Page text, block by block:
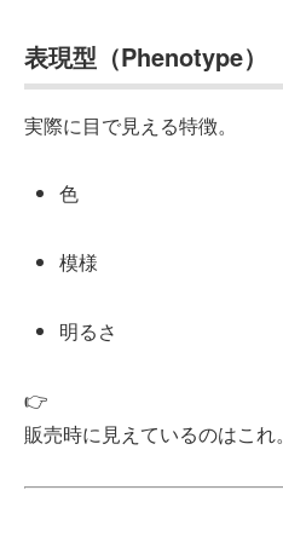
表現型（Phenotype）
実際に目で見える特徴。
色
模様
明るさ
👉
販売時に見えているのはこれ。